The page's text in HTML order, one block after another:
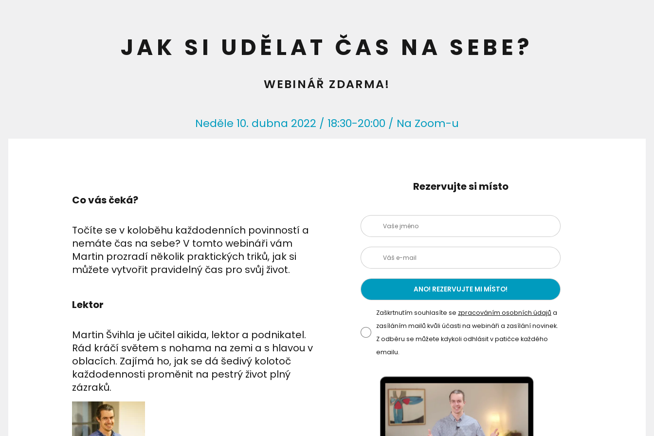
JAK SI UDĚLAT ČAS NA SEBE?
WEBINÁŘ ZDARMA!
Neděle 10. dubna 2022 / 18:30-20:00 / Na Zoom-u
Co vás čeká?
Točíte se v koloběhu každodenních povinností a
nemáte čas na sebe? V tomto webináři vám
Martin prozradí několik praktických triků, jak si
můžete vytvořit pravidelný čas pro svůj život.
Lektor
Martin Švihla je učitel aikida, lektor a podnikatel.
Rád kráčí světem s nohama na zemi a s hlavou v
oblacích. Zajímá ho, jak se dá šedivý kolotoč
každodennosti proměnit na pestrý život plný
zázraků.
Rezervujte si místo
Zaškrtnutím souhlasíte se zpracováním osobních údajů a
zasíláním mailů kvůli účasti na webináři a zasílání novinek.
Z odběru se můžete kdykoli odhlásit v patičce každého
emailu.